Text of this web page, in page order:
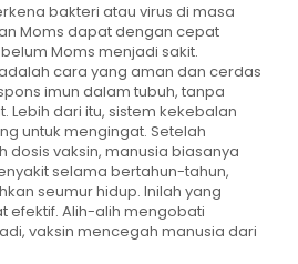
bakteri atau virus di masa
Moms dapat dengan cepat
Moms menjadi sakit.
cara yang aman dan cerdas
imun dalam tubuh, tanpa
Lebih dari itu, sistem kekebalan
untuk mengingat. Setelah
dosis vaksin, manusia biasanya
selama bertahun-tahun,
seumur hidup. Inilah yang
efektif. Alih-alih mengobati
vaksin mencegah manusia dari